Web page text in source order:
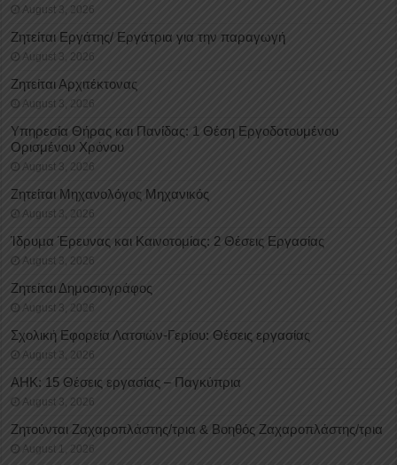
August 3, 2026
Ζητείται Εργάτης/ Εργάτρια για την παραγωγή
August 3, 2026
Ζητείται Αρχιτέκτονας
August 3, 2026
Υπηρεσία Θήρας και Πανίδας: 1 Θέση Eργοδοτουμένου
Oρισμένου Xρόνου
August 3, 2026
Ζητείται Μηχανολόγος Μηχανικός
August 3, 2026
Ίδρυμα Έρευνας και Καινοτομίας: 2 Θέσεις Εργασίας
August 3, 2026
Ζητείται Δημοσιογράφος
August 3, 2026
Σχολική Εφορεία Λατσιών-Γερίου: Θέσεις εργασίας
August 3, 2026
ΑΗΚ: 15 Θέσεις εργασίας – Παγκύπρια
August 3, 2026
Ζητούνται Ζαχαροπλάστης/τρια & Βοηθός Ζαχαροπλάστης/τρια
August 1, 2026